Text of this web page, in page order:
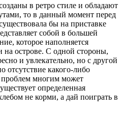
в ретро стиле и обладают
то в данный момент перед
бы на приставке
собой в большей
которое наполняется
острове. С одной стороны,
и увлекательно, но с другой
отсутствие какого-либо
многим может
определенная
не корми, а дай поиграть в